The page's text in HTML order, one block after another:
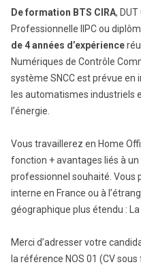
De formation BTS CIRA,
Professionnelle IIPC ou
de 4 années d’expérience
Numériques de Contrôle
système SNCC est prévue en
les automatismes industriels
l’énergie.
Vous travaillerez en Home
fonction + avantages liés à
professionnel souhaité. Vous
interne en France ou à
géographique plus étendu : La
Merci d’adresser votre
la référence NOS 01 (CV